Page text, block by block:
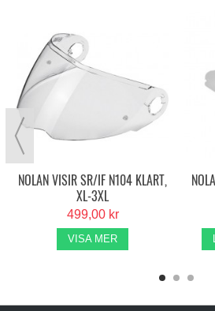
NOLAN VISIR SR/IF N104 KLART,
XL-3XL
499,00 kr
VISA MER